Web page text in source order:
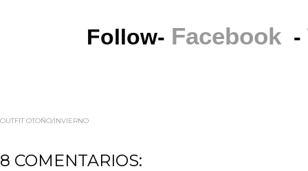
Follow- Facebook -
OUTFIT OTOÑO/INVIERNO
8 COMENTARIOS: